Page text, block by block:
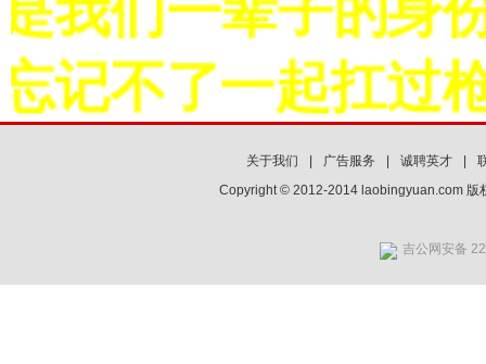
不了一起扛过枪
关于我们 广告服务 诚聘英才
Copyright © 2012-2014 laobingyuan.com 版
吉公网安备